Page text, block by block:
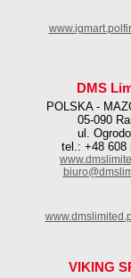
DMS
POLSKA -
05-090
ul.
tel.: +48 608
VIKING